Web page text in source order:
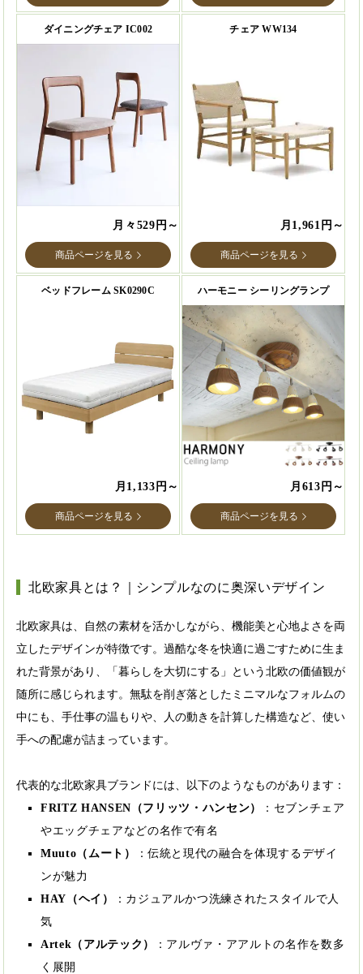
ダイニングチェア IC002
月々529円～
商品ページを見る
チェア WW134
月1,961円～
商品ページを見る
ベッドフレーム SK0290C
月1,133円～
商品ページを見る
ハーモニー シーリングランプ
月613円～
商品ページを見る
北欧家具とは？｜シンプルなのに奥深いデザイン
北欧家具は、自然の素材を活かしながら、機能美と心地よさを両
立したデザインが特徴です。過酷な冬を快適に過ごすために生ま
れた背景があり、「暮らしを大切にする」という北欧の価値観が
随所に感じられます。無駄を削ぎ落としたミニマルなフォルムの
中にも、手仕事の温もりや、人の動きを計算した構造など、使い
手への配慮が詰まっています。
代表的な北欧家具ブランドには、以下のようなものがあります：
FRITZ HANSEN（フリッツ・ハンセン）
：セブンチェア
やエッグチェアなどの名作で有名
Muuto（ムート）
：伝統と現代の融合を体現するデザイ
ンが魅力
HAY（ヘイ）
：カジュアルかつ洗練されたスタイルで人
気
Artek（アルテック）
：アルヴァ・アアルトの名作を数多
く展開